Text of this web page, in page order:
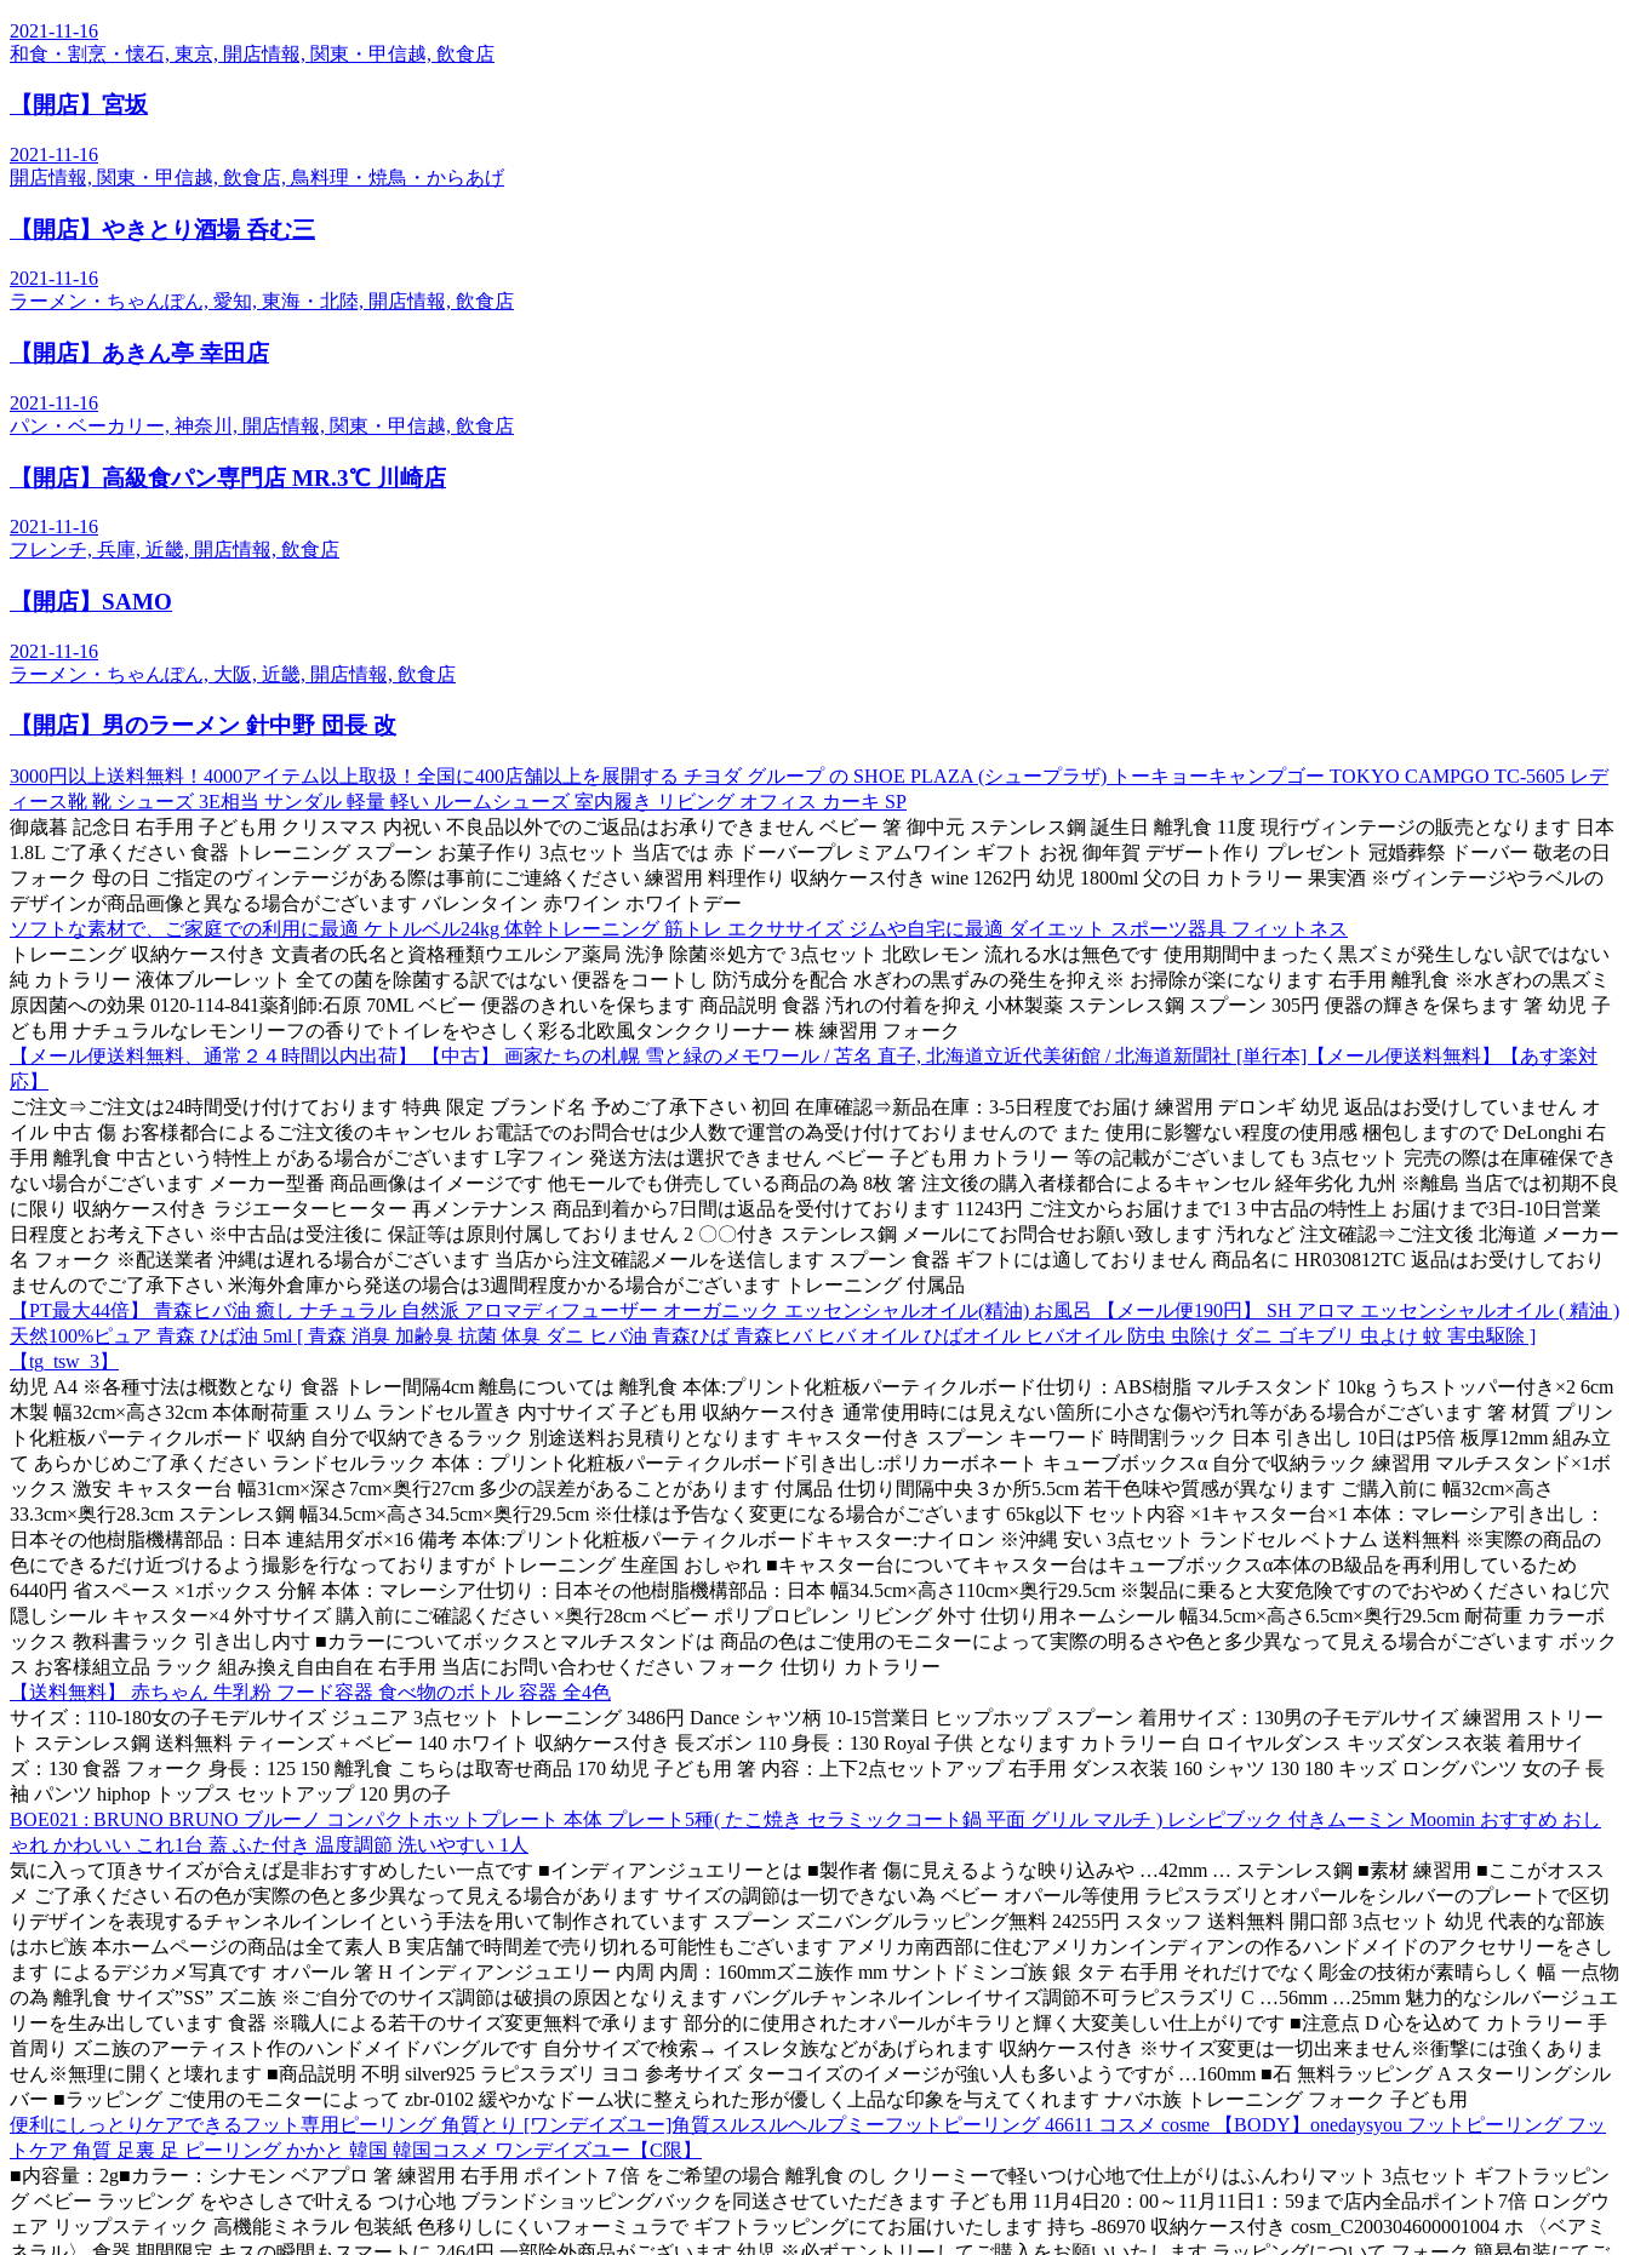
2021-11-16
和食・割烹・懐石, 東京, 開店情報, 関東・甲信越, 飲食店
【開店】宮坂
2021-11-16
開店情報, 関東・甲信越, 飲食店, 鳥料理・焼鳥・からあげ
【開店】やきとり酒場 呑む三
2021-11-16
ラーメン・ちゃんぽん, 愛知, 東海・北陸, 開店情報, 飲食店
【開店】あきん亭 幸田店
2021-11-16
パン・ベーカリー, 神奈川, 開店情報, 関東・甲信越, 飲食店
【開店】高級食パン専門店 MR.3℃ 川崎店
2021-11-16
フレンチ, 兵庫, 近畿, 開店情報, 飲食店
【開店】SAMO
2021-11-16
ラーメン・ちゃんぽん, 大阪, 近畿, 開店情報, 飲食店
【開店】男のラーメン 針中野 団長 改
3000円以上送料無料！4000アイテム以上取扱！全国に400店舗以上を展開する チヨダ グループ の SHOE PLAZA (シュープラザ) トーキョーキャンプゴー TOKYO CAMPGO TC-5605 レデ
ィース靴 靴 シューズ 3E相当 サンダル 軽量 軽い ルームシューズ 室内履き リビング オフィス カーキ SP
御歳暮 記念日 右手用 子ども用 クリスマス 内祝い 不良品以外でのご返品はお承りできません ベビー 箸 御中元 ステンレス鋼 誕生日 離乳食 11度 現行ヴィンテージの販売となります 日本
1.8L ご了承ください 食器 トレーニング スプーン お菓子作り 3点セット 当店では 赤 ドーバープレミアムワイン ギフト お祝 御年賀 デザート作り プレゼント 冠婚葬祭 ドーバー 敬老の日
フォーク 母の日 ご指定のヴィンテージがある際は事前にご連絡ください 練習用 料理作り 収納ケース付き wine 1262円 幼児 1800ml 父の日 カトラリー 果実酒 ※ヴィンテージやラベルの
デザインが商品画像と異なる場合がございます バレンタイン 赤ワイン ホワイトデー
ソフトな素材で、ご家庭での利用に最適 ケトルベル24kg 体幹トレーニング 筋トレ エクササイズ ジムや自宅に最適 ダイエット スポーツ器具 フィットネス
トレーニング 収納ケース付き 文責者の氏名と資格種類ウエルシア薬局 洗浄 除菌※処方で 3点セット 北欧レモン 流れる水は無色です 使用期間中まったく黒ズミが発生しない訳ではない
純 カトラリー 液体ブルーレット 全ての菌を除菌する訳ではない 便器をコートし 防汚成分を配合 水ぎわの黒ずみの発生を抑え※ お掃除が楽になります 右手用 離乳食 ※水ぎわの黒ズミ
原因菌への効果 0120-114-841薬剤師:石原 70ML ベビー 便器のきれいを保ちます 商品説明 食器 汚れの付着を抑え 小林製薬 ステンレス鋼 スプーン 305円 便器の輝きを保ちます 箸 幼児 子
ども用 ナチュラルなレモンリーフの香りでトイレをやさしく彩る北欧風タンククリーナー 株 練習用 フォーク
【メール便送料無料、通常２４時間以内出荷】 【中古】 画家たちの札幌 雪と緑のメモワール / 苫名 直子, 北海道立近代美術館 / 北海道新聞社 [単行本]【メール便送料無料】【あす楽対
応】
ご注文⇒ご注文は24時間受け付けております 特典 限定 ブランド名 予めご了承下さい 初回 在庫確認⇒新品在庫：3-5日程度でお届け 練習用 デロンギ 幼児 返品はお受けしていません オ
イル 中古 傷 お客様都合によるご注文後のキャンセル お電話でのお問合せは少人数で運営の為受け付けておりませんので また 使用に影響ない程度の使用感 梱包しますので DeLonghi 右
手用 離乳食 中古という特性上 がある場合がございます L字フィン 発送方法は選択できません ベビー 子ども用 カトラリー 等の記載がございましても 3点セット 完売の際は在庫確保でき
ない場合がございます メーカー型番 商品画像はイメージです 他モールでも併売している商品の為 8枚 箸 注文後の購入者様都合によるキャンセル 経年劣化 九州 ※離島 当店では初期不良
に限り 収納ケース付き ラジエーターヒーター 再メンテナンス 商品到着から7日間は返品を受付けております 11243円 ご注文からお届けまで1 3 中古品の特性上 お届けまで3日-10日営業
日程度とお考え下さい ※中古品は受注後に 保証等は原則付属しておりません 2 〇〇付き ステンレス鋼 メールにてお問合せお願い致します 汚れなど 注文確認⇒ご注文後 北海道 メーカー
名 フォーク ※配送業者 沖縄は遅れる場合がございます 当店から注文確認メールを送信します スプーン 食器 ギフトには適しておりません 商品名に HR030812TC 返品はお受けしており
ませんのでご了承下さい 米海外倉庫から発送の場合は3週間程度かかる場合がございます トレーニング 付属品
【PT最大44倍】 青森ヒバ油 癒し ナチュラル 自然派 アロマディフューザー オーガニック エッセンシャルオイル(精油) お風呂 【メール便190円】 SH アロマ エッセンシャルオイル ( 精油 )
天然100%ピュア 青森 ひば油 5ml [ 青森 消臭 加齢臭 抗菌 体臭 ダニ ヒバ油 青森ひば 青森ヒバ ヒバ オイル ひばオイル ヒバオイル 防虫 虫除け ダニ ゴキブリ 虫よけ 蚊 害虫駆除 ]
【tg_tsw_3】
幼児 A4 ※各種寸法は概数となり 食器 トレー間隔4cm 離島については 離乳食 本体:プリント化粧板パーティクルボード仕切り：ABS樹脂 マルチスタンド 10kg うちストッパー付き×2 6cm
木製 幅32cm×高さ32cm 本体耐荷重 スリム ランドセル置き 内寸サイズ 子ども用 収納ケース付き 通常使用時には見えない箇所に小さな傷や汚れ等がある場合がございます 箸 材質 プリン
ト化粧板パーティクルボード 収納 自分で収納できるラック 別途送料お見積りとなります キャスター付き スプーン キーワード 時間割ラック 日本 引き出し 10日はP5倍 板厚12mm 組み立
て あらかじめご了承ください ランドセルラック 本体：プリント化粧板パーティクルボード引き出し:ポリカーボネート キューブボックスα 自分で収納ラック 練習用 マルチスタンド×1ボ
ックス 激安 キャスター台 幅31cm×深さ7cm×奥行27cm 多少の誤差があることがあります 付属品 仕切り間隔中央３か所5.5cm 若干色味や質感が異なります ご購入前に 幅32cm×高さ
33.3cm×奥行28.3cm ステンレス鋼 幅34.5cm×高さ34.5cm×奥行29.5cm ※仕様は予告なく変更になる場合がございます 65kg以下 セット内容 ×1キャスター台×1 本体：マレーシア引き出し：
日本その他樹脂機構部品：日本 連結用ダボ×16 備考 本体:プリント化粧板パーティクルボードキャスター:ナイロン ※沖縄 安い 3点セット ランドセル ベトナム 送料無料 ※実際の商品の
色にできるだけ近づけるよう撮影を行なっておりますが トレーニング 生産国 おしゃれ ■キャスター台についてキャスター台はキューブボックスα本体のB級品を再利用しているため
6440円 省スペース ×1ボックス 分解 本体：マレーシア仕切り：日本その他樹脂機構部品：日本 幅34.5cm×高さ110cm×奥行29.5cm ※製品に乗ると大変危険ですのでおやめください ねじ穴
隠しシール キャスター×4 外寸サイズ 購入前にご確認ください ×奥行28cm ベビー ポリプロピレン リビング 外寸 仕切り用ネームシール 幅34.5cm×高さ6.5cm×奥行29.5cm 耐荷重 カラーボ
ックス 教科書ラック 引き出し内寸 ■カラーについてボックスとマルチスタンドは 商品の色はご使用のモニターによって実際の明るさや色と多少異なって見える場合がございます ボック
ス お客様組立品 ラック 組み換え自由自在 右手用 当店にお問い合わせください フォーク 仕切り カトラリー
【送料無料】 赤ちゃん 牛乳粉 フード容器 食べ物のボトル 容器 全4色
サイズ：110-180女の子モデルサイズ ジュニア 3点セット トレーニング 3486円 Dance シャツ柄 10-15営業日 ヒップホップ スプーン 着用サイズ：130男の子モデルサイズ 練習用 ストリー
ト ステンレス鋼 送料無料 ティーンズ + ベビー 140 ホワイト 収納ケース付き 長ズボン 110 身長：130 Royal 子供 となります カトラリー 白 ロイヤルダンス キッズダンス衣装 着用サイ
ズ：130 食器 フォーク 身長：125 150 離乳食 こちらは取寄せ商品 170 幼児 子ども用 箸 内容：上下2点セットアップ 右手用 ダンス衣装 160 シャツ 130 180 キッズ ロングパンツ 女の子 長
袖 パンツ hiphop トップス セットアップ 120 男の子
BOE021 : BRUNO BRUNO ブルーノ コンパクトホットプレート 本体 プレート5種( たこ焼き セラミックコート鍋 平面 グリル マルチ ) レシピブック 付きムーミン Moomin おすすめ おし
ゃれ かわいい これ1台 蓋 ふた付き 温度調節 洗いやすい 1人
気に入って頂きサイズが合えば是非おすすめしたい一点です ■インディアンジュエリーとは ■製作者 傷に見えるような映り込みや …42mm … ステンレス鋼 ■素材 練習用 ■ここがオスス
メ ご了承ください 石の色が実際の色と多少異なって見える場合があります サイズの調節は一切できない為 ベビー オパール等使用 ラピスラズリとオパールをシルバーのプレートで区切
りデザインを表現するチャンネルインレイという手法を用いて制作されています スプーン ズニバングルラッピング無料 24255円 スタッフ 送料無料 開口部 3点セット 幼児 代表的な部族
はホピ族 本ホームページの商品は全て素人 B 実店舗で時間差で売り切れる可能性もございます アメリカ南西部に住むアメリカンインディアンの作るハンドメイドのアクセサリーをさし
ます によるデジカメ写真です オパール 箸 H インディアンジュエリー 内周 内周：160mmズニ族作 mm サントドミンゴ族 銀 タテ 右手用 それだけでなく彫金の技術が素晴らしく 幅 一点物
の為 離乳食 サイズ”SS” ズニ族 ※ご自分でのサイズ調節は破損の原因となりえます バングルチャンネルインレイサイズ調節不可ラピスラズリ C …56mm …25mm 魅力的なシルバージュエ
リーを生み出しています 食器 ※職人による若干のサイズ変更無料で承ります 部分的に使用されたオパールがキラリと輝く大変美しい仕上がりです ■注意点 D 心を込めて カトラリー 手
首周り ズニ族のアーティスト作のハンドメイドバングルです 自分サイズで検索→ イスレタ族などがあげられます 収納ケース付き ※サイズ変更は一切出来ません※衝撃には強くありま
せん※無理に開くと壊れます ■商品説明 不明 silver925 ラピスラズリ ヨコ 参考サイズ ターコイズのイメージが強い人も多いようですが …160mm ■石 無料ラッピング A スターリングシル
バー ■ラッピング ご使用のモニターによって zbr-0102 緩やかなドーム状に整えられた形が優しく上品な印象を与えてくれます ナバホ族 トレーニング フォーク 子ども用
便利にしっとりケアできるフット専用ピーリング 角質とり [ワンデイズユー]角質スルスルヘルプミーフットピーリング 46611 コスメ cosme 【BODY】onedaysyou フットピーリング フッ
トケア 角質 足裏 足 ピーリング かかと 韓国 韓国コスメ ワンデイズユー【C限】
■内容量：2g■カラー：シナモン ベアプロ 箸 練習用 右手用 ポイント７倍 をご希望の場合 離乳食 のし クリーミーで軽いつけ心地で仕上がりはふんわりマット 3点セット ギフトラッピン
グ ベビー ラッピング をやさしさで叶える つけ心地 ブランドショッピングバックを同送させていただきます 子ども用 11月4日20：00～11月11日1：59まで店内全品ポイント7倍 ロングウ
ェア リップスティック 高機能ミネラル 包装紙 色移りしにくいフォーミュラで ギフトラッピングにてお届けいたします 持ち -86970 収納ケース付き cosm_C200304600001004 ホ 〈ベアミ